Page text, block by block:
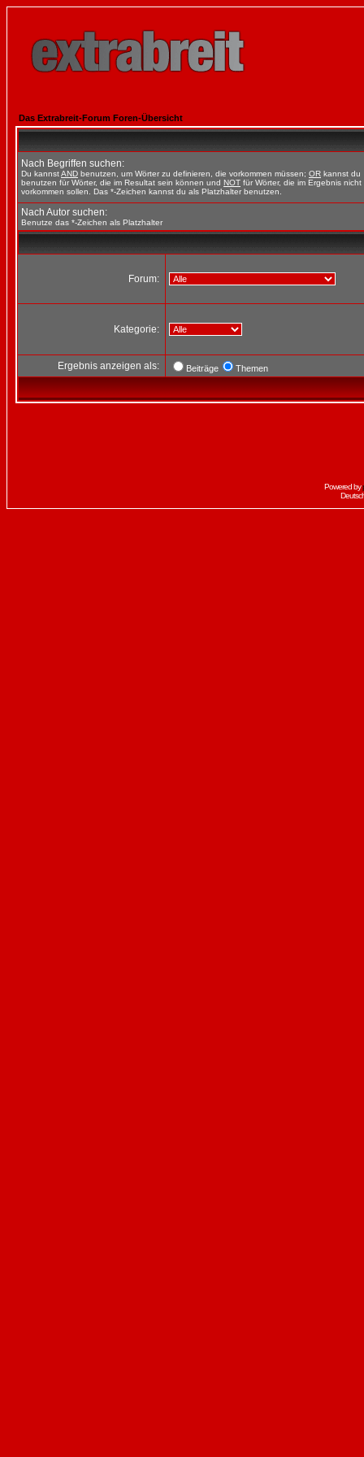
Das Extrabreit-Forum Foren-Übersicht
Nach Begriffen suchen:
Du kannstAND benutzen, um Wörter zu definieren, die vorkommen müssen; OR kannst du
benutzen für Wörter, die im Resultat sein können und NOT für Wörter, die im Ergebnis nicht
vorkommen sollen. Das *-Zeichen kannst du als Platzhalter benutzen.
Nach Autor suchen:
Benutze das *-Zeichen als Platzhalter
Forum:
Kategorie:
Ergebnis anzeigen als: Beiträge Themen
Powered by